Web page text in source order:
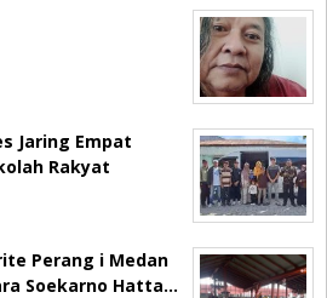
Jaring Empat
Rakyat
Perang i Medan
Soekarno Hatta…